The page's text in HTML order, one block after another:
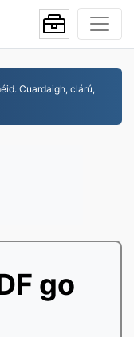
Cuardaigh, clárú,
go